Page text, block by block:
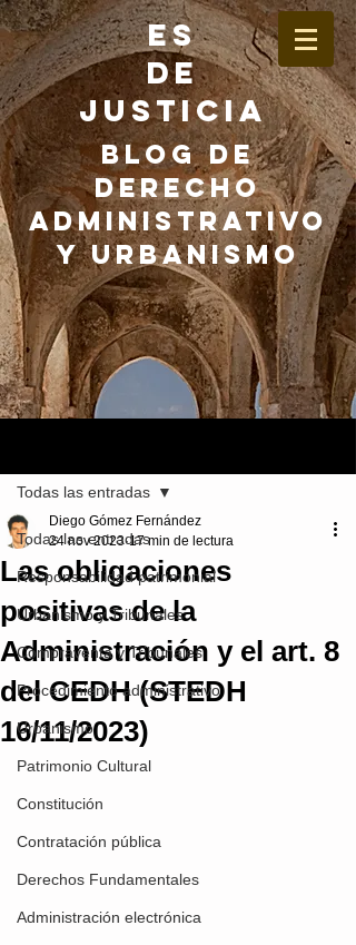
ES
DE
JUSTICIA
BLOG DE
DERECHO
ADMINISTRATIVO
Y URBANISMO
Todas las entradas
Responsabilidad patrimonial
Urbanismo y Tribunales
Compraventa y Tribunales
Procedimiento administrativo
Urbanismo
Patrimonio Cultural
Constitución
Contratación pública
Derechos Fundamentales
Administración electrónica
Todas las entradas
Las obligaciones
positivas de la
Administración y el art. 8
del CEDH (STEDH
16/11/2023)
Diego Gómez Fernández
24 nov 2023 17 min de lectura